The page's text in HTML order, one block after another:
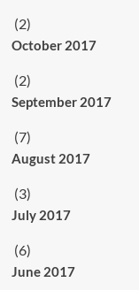
(2)
October 2017
(2)
September 2017
(7)
August 2017
(3)
July 2017
(6)
June 2017